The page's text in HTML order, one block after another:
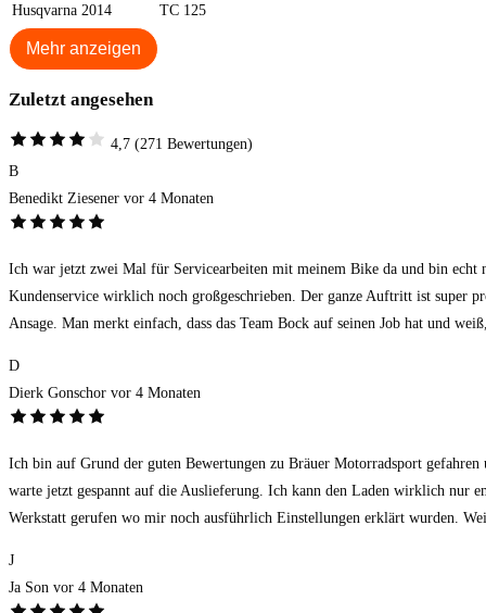
Husqvarna 2014 TC 125
Mehr anzeigen
Zuletzt angesehen
4,7 (271 Bewertungen)
B
Benedikt Ziesener vor 4 Monaten
Ich war jetzt zwei Mal für Servicearbeiten mit meinem Bike da und bin echt
Kundenservice wirklich noch großgeschrieben. Der ganze Auftritt ist super
Ansage. Man merkt einfach, dass das Team Bock auf seinen Job hat und
D
Dierk Gonschor vor 4 Monaten
Ich bin auf Grund der guten Bewertungen zu Bräuer Motorradsport
warte jetzt gespannt auf die Auslieferung. Ich kann den Laden wirklich nur
Werkstatt gerufen wo mir noch ausführlich Einstellungen erklärt wurden.
J
Ja Son vor 4 Monaten